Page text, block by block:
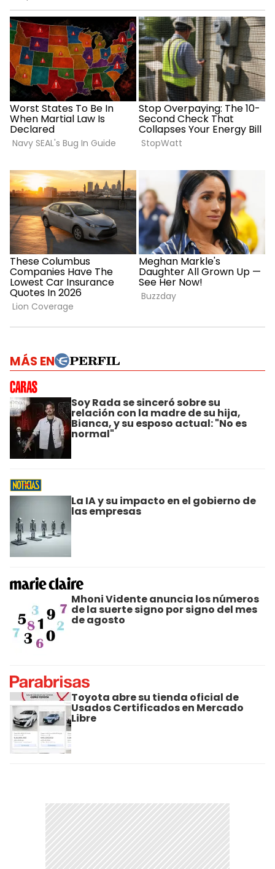
MÁS EN
Soy Rada se sinceró sobre su
relación con la madre de su hija,
Bianca, y su esposo actual: "No es
normal"
La IA y su impacto en el gobierno de
las empresas
Mhoni Vidente anuncia los números
de la suerte signo por signo del mes
de agosto
Toyota abre su tienda oficial de
Usados Certificados en Mercado
Libre